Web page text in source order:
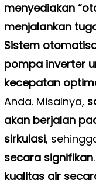
menyediakan
menjalankan
Sistem
pompa inverter
kecepatan
Anda. Misalnya,
akan berjalan
sirkulasi,
secara signifikan.
kualitas air